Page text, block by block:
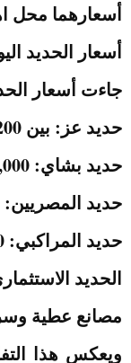
أسعارهما محل
أسعار الحديد
جاءت أسعار
حديد عز: بين 37,200 و38,090 جنيهًا للطن.
حديد بشاي: 38,000 جنيه للطن.
حديد المصريين: 37,500 جنيه للطن.
حديد المراكبي: 37,500 جنيه للطن.
الحديد الاستثماري: متوسط
مصانع عطية وسرحان
ويعكس هذا